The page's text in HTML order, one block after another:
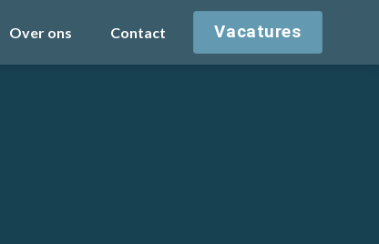
Over ons Contact Vacatures